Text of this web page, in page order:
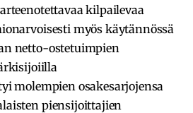
kilpailevaa
myös käytännössä
netto-ostetuimpien
molempien osakesarjojensa
piensijoittajien